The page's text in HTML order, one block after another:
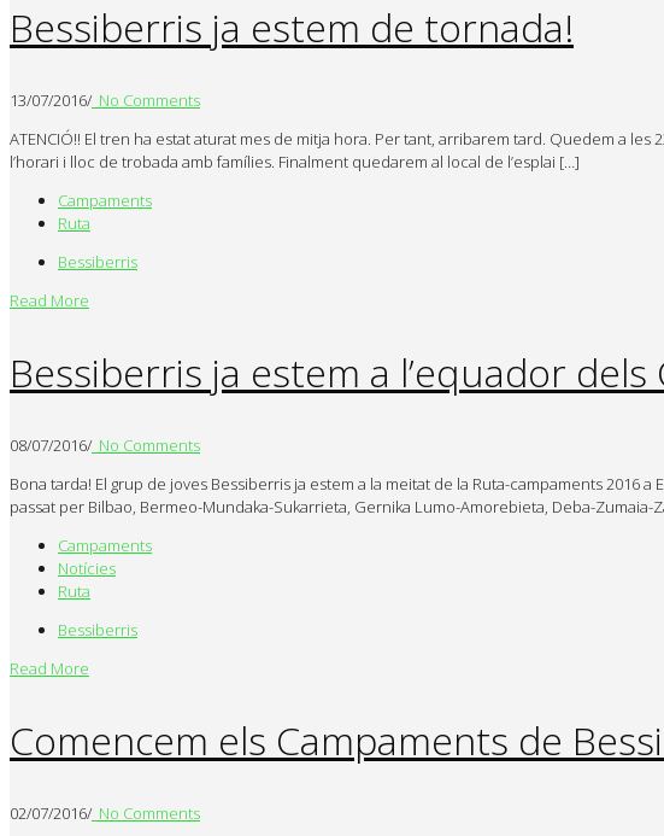
Bessiberris ja estem de tornada!
13/07/2016/ No Comments
ATENCIÓ!! El tren ha estat aturat mes de mitja hora. Per tant, arribarem tard. Quedem a
l’horari i lloc de trobada amb famílies. Finalment quedarem al local de l’esplai […]
Campaments
Ruta
Bessiberris
Read More
Bessiberris ja estem a l’equador
08/07/2016/ No Comments
Bona tarda! El grup de joves Bessiberris ja estem a la meitat de la Ruta-campaments 2016
passat per Bilbao, Bermeo-Mundaka-Sukarrieta, Gernika Lumo-Amorebieta, Deba-Zumaia-
Campaments
Notícies
Ruta
Bessiberris
Read More
Comencem els Campaments de
02/07/2016/ No Comments